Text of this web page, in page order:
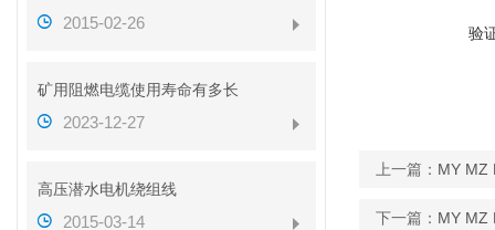
2015-02-26
矿用阻燃电缆使用寿命有多长
2023-12-27
高压潜水电机绕组线
2015-03-14
验
上一篇： MY MZ
下一篇： MY MZ